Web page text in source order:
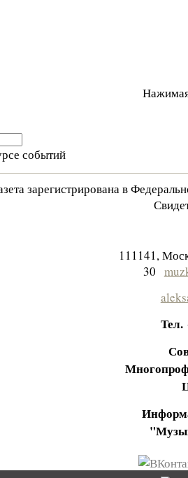
событий
зарегистрирована в
111141,
30
Тел.